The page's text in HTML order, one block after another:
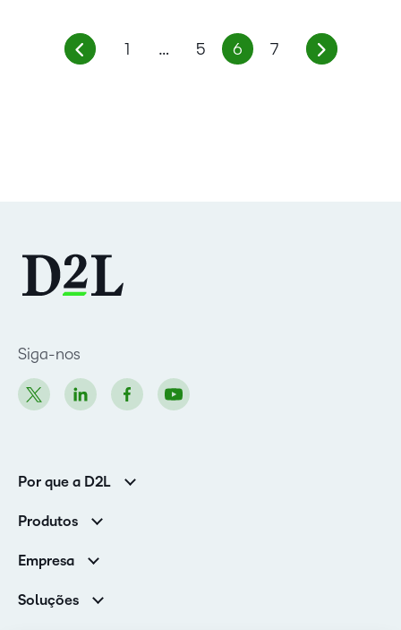
1 … 5 6 7
Siga-nos
Por que a D2L
Clientes de associações
Produtos
Serviços e suporte
Nuvem Brightspace
Empresa
Contato e unidades
Soluções